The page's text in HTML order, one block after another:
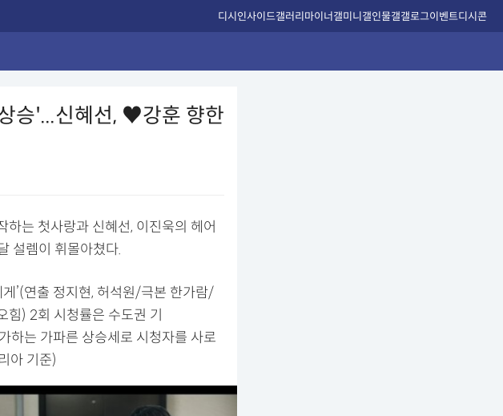
디시인사이드갤러리마이너갤미니갤인물갤갤로그이벤트디시콘
승'...신혜선, ♥강훈 향한
하는 첫사랑과 신혜선, 이진욱의 헤어
설렘이 휘몰아쳤다.
’(연출 정지현, 허석원/극본 한가람/
) 2회 시청률은 수도권 기
하는 가파른 상승세로 시청자를 사로
아 기준)